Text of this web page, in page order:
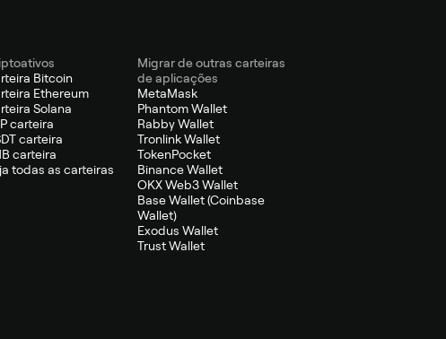
Bitcoin
Ethereum
Solana
carteira
carteira
carteira
todas as carteiras
Migrar de outras carteiras
de aplicações
MetaMask
Phantom Wallet
Rabby Wallet
Tronlink Wallet
TokenPocket
Binance Wallet
OKX Web3 Wallet
Base Wallet (Coinbase
Wallet)
Exodus Wallet
Trust Wallet